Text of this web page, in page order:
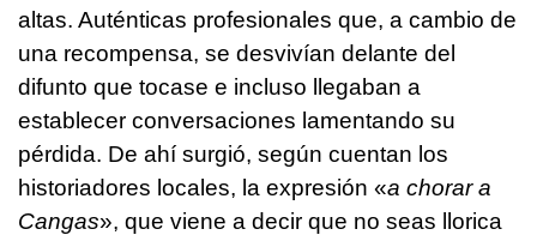
altas. Auténticas profesionales que, a cambio de
una recompensa, se desvivían delante del
difunto que tocase e incluso llegaban a
establecer conversaciones lamentando su
pérdida. De ahí surgió, según cuentan los
historiadores locales, la expresión «a chorar a
Cangas», que viene a decir que no seas llorica